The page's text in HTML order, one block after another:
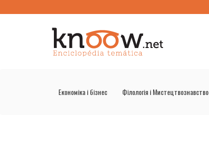
Економіка і бізнес Філологія і Мистецтвознавство